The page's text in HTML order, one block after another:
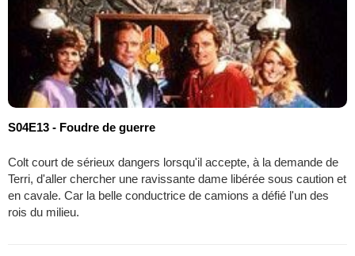
S04E13 - Foudre de guerre
Colt court de sérieux dangers lorsqu'il accepte, à la demande de
Terri, d'aller chercher une ravissante dame libérée sous caution et
en cavale. Car la belle conductrice de camions a défié l'un des
rois du milieu.